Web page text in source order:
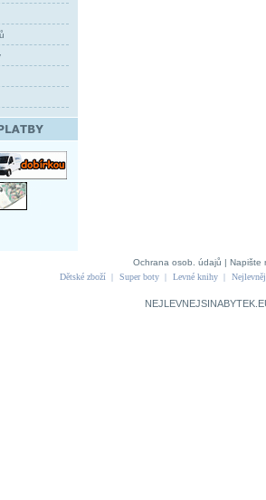
Ochrana osob. údajů | Napište
Dětské zboží | Super boty | Levné knihy |